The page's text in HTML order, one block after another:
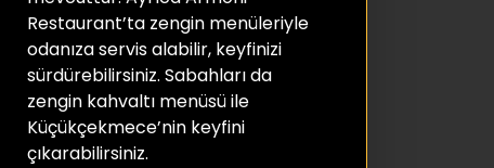
Restaurant’ta zengin menüleriyle
odanıza servis alabilir, keyfinizi
sürdürebilirsiniz. Sabahları da
zengin kahvaltı menüsü ile
Küçükçekmece’nin keyfini
çıkarabilirsiniz.